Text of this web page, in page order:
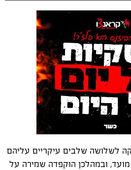
לשלושה שלבים עיקריים עליהם
ובמהלכן הוקפדה שמירה על